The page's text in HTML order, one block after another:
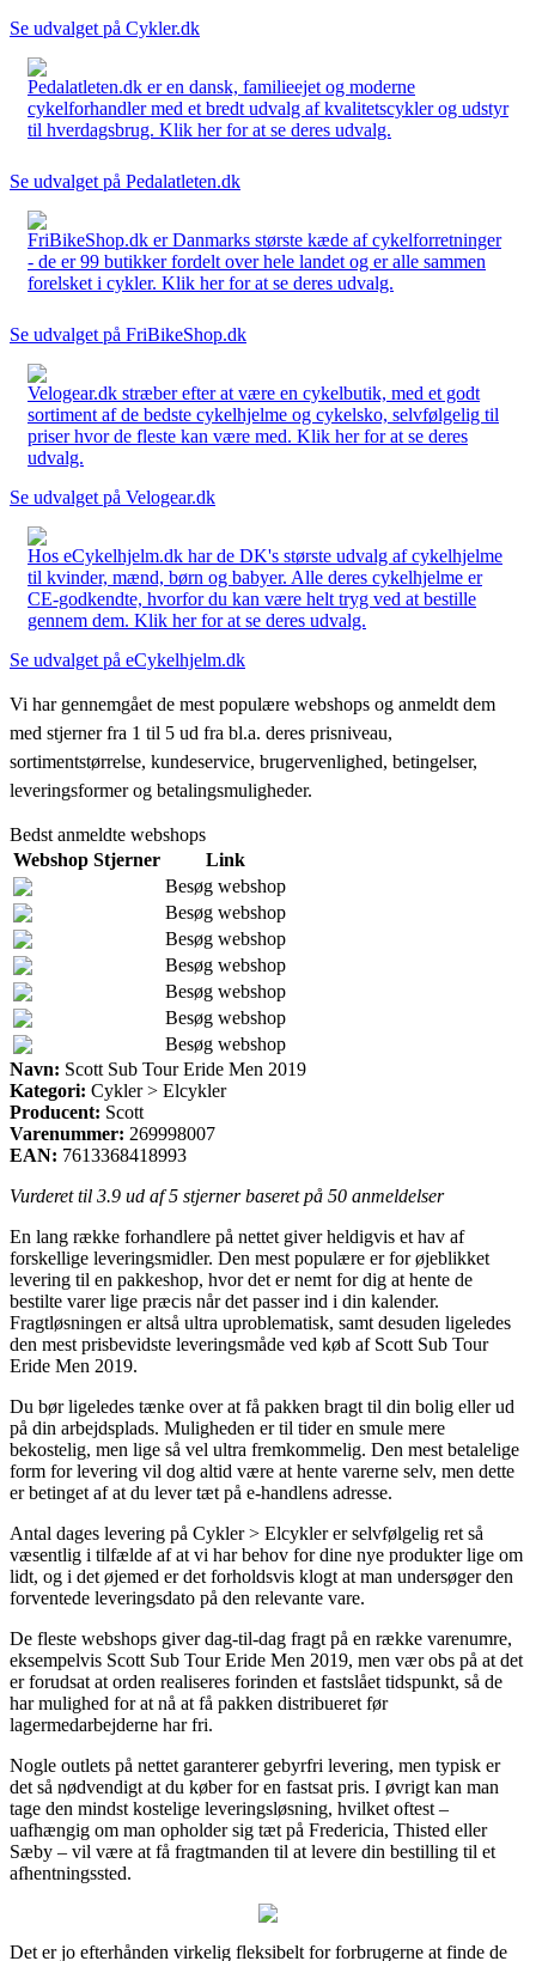
Se udvalget på Cykler.dk
Pedalatleten.dk er en dansk, familieejet og moderne
cykelforhandler med et bredt udvalg af kvalitetscykler og udstyr
til hverdagsbrug. Klik her for at se deres udvalg.
Se udvalget på Pedalatleten.dk
FriBikeShop.dk er Danmarks største kæde af cykelforretninger
- de er 99 butikker fordelt over hele landet og er alle sammen
forelsket i cykler. Klik her for at se deres udvalg.
Se udvalget på FriBikeShop.dk
Velogear.dk stræber efter at være en cykelbutik, med et godt
sortiment af de bedste cykelhjelme og cykelsko, selvfølgelig til
priser hvor de fleste kan være med. Klik her for at se deres
udvalg.
Se udvalget på Velogear.dk
Hos eCykelhjelm.dk har de DK's største udvalg af cykelhjelme
til kvinder, mænd, børn og babyer. Alle deres cykelhjelme er
CE-godkendte, hvorfor du kan være helt tryg ved at bestille
gennem dem. Klik her for at se deres udvalg.
Se udvalget på eCykelhjelm.dk
Vi har gennemgået de mest populære webshops og anmeldt dem
med stjerner fra 1 til 5 ud fra bl.a. deres prisniveau,
sortimentstørrelse, kundeservice, brugervenlighed, betingelser,
leveringsformer og betalingsmuligheder.
Bedst anmeldte webshops
Webshop Stjerner
Link
Besøg webshop
Besøg webshop
Besøg webshop
Besøg webshop
Besøg webshop
Besøg webshop
Besøg webshop
Navn: Scott Sub Tour Eride Men 2019
Kategori: Cykler > Elcykler
Producent: Scott
Varenummer: 269998007
EAN: 7613368418993
Vurderet til 3.9 ud af 5 stjerner baseret på 50 anmeldelser
En lang række forhandlere på nettet giver heldigvis et hav af
forskellige leveringsmidler. Den mest populære er for øjeblikket
levering til en pakkeshop, hvor det er nemt for dig at hente de
bestilte varer lige præcis når det passer ind i din kalender.
Fragtløsningen er altså ultra uproblematisk, samt desuden ligeledes
den mest prisbevidste leveringsmåde ved køb af Scott Sub Tour
Eride Men 2019.
Du bør ligeledes tænke over at få pakken bragt til din bolig eller ud
på din arbejdsplads. Muligheden er til tider en smule mere
bekostelig, men lige så vel ultra fremkommelig. Den mest betalelige
form for levering vil dog altid være at hente varerne selv, men dette
er betinget af at du lever tæt på e-handlens adresse.
Antal dages levering på Cykler > Elcykler er selvfølgelig ret så
væsentlig i tilfælde af at vi har behov for dine nye produkter lige om
lidt, og i det øjemed er det forholdsvis klogt at man undersøger den
forventede leveringsdato på den relevante vare.
De fleste webshops giver dag-til-dag fragt på en række varenumre,
eksempelvis Scott Sub Tour Eride Men 2019, men vær obs på at det
er forudsat at orden realiseres forinden et fastslået tidspunkt, så de
har mulighed for at nå at få pakken distribueret før
lagermedarbejderne har fri.
Nogle outlets på nettet garanterer gebyrfri levering, men typisk er
det så nødvendigt at du køber for en fastsat pris. I øvrigt kan man
tage den mindst kostelige leveringsløsning, hvilket oftest –
uafhængig om man opholder sig tæt på Fredericia, Thisted eller
Sæby – vil være at få fragtmanden til at levere din bestilling til et
afhentningssted.
Det er jo efterhånden virkelig fleksibelt for forbrugerne at finde de